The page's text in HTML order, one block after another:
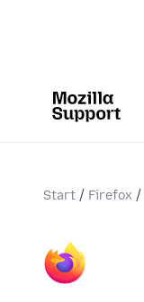
Start Firefox